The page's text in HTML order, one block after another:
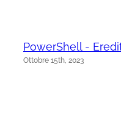
PowerShell -
Ottobre 15th, 2023